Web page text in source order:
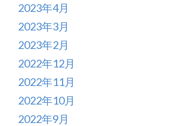
2023年4月
2023年3月
2023年2月
2022年12月
2022年11月
2022年10月
2022年9月